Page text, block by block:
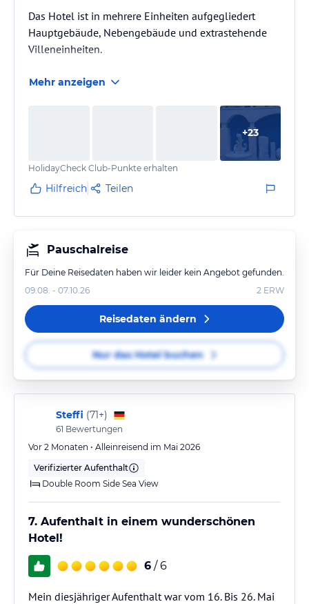
Das Hotel ist in mehrere Einheiten aufgegliedert
Hauptgebäude, Nebengebäude und extrastehende
Villeneinheiten.
Mehr anzeigen
+23
HolidayCheck Club-Punkte erhalten
Hilfreich Teilen
Pauschalreise
Für Deine Reisedaten haben wir leider kein Angebot gefunden.
09.08. - 07.10.26
2 ERW
Reisedaten ändern
Nur das Hotel buchen
Steffi (71+)
61 Bewertungen
Vor 2 Monaten • Alleinreisend im Mai 2026
Verifizierter Aufenthalt
Double Room Side Sea View
7. Aufenthalt in einem wunderschönen
Hotel!
6 / 6
Mein diesjähriger Aufenthalt war vom 16. Bis 26. Mai